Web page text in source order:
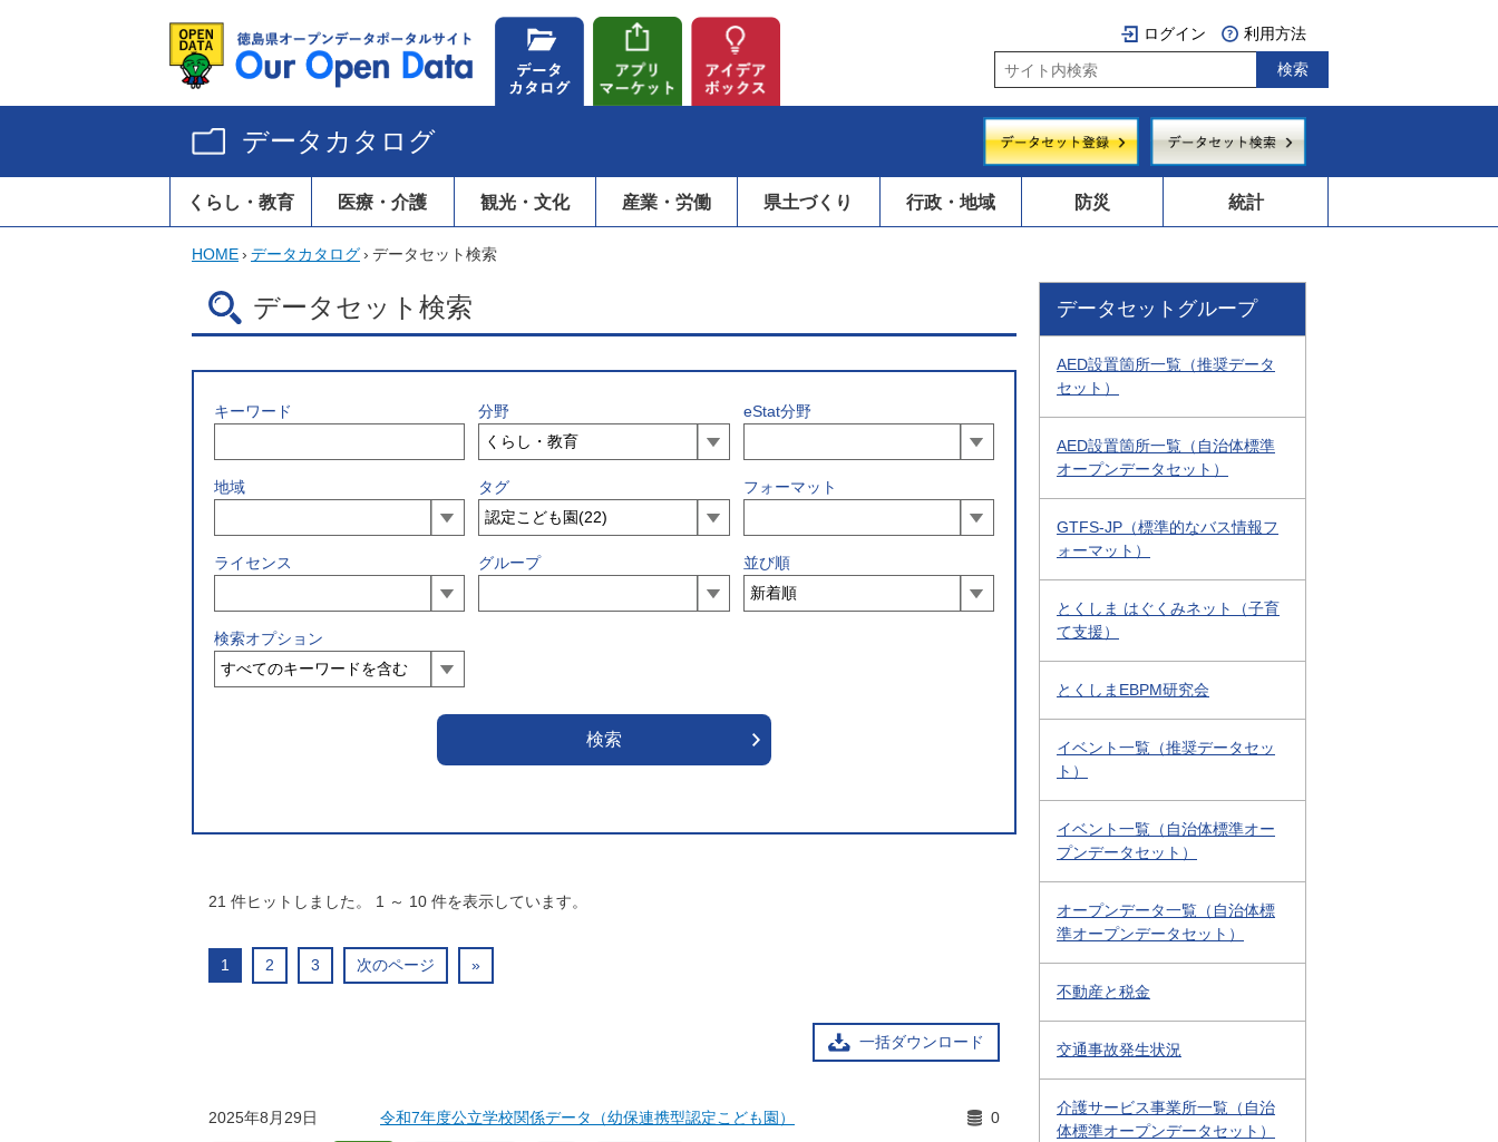
ログイン 利用方法
データカタログ
くらし・教育 医療・介護 観光・文化 産業・労働 県土づくり 行政・地域 防災 統計
HOME› データカタログ› データセット検索
データセット検索
キーワード 分野 eStat分野
地域 タグ フォーマット
ライセンス グループ 並び順
検索オプション
21 件ヒットしました。 1 ～ 10 件を表示しています。
1 2 3 次のページ »
一括ダウンロード
2025年8月29日 令和7年度公立学校関係データ（幼保連携型認定こども園） 0
データセットグループ
AED設置箇所一覧（推奨データ
セット）
AED設置箇所一覧（自治体標準
オープンデータセット）
GTFS-JP（標準的なバス情報フ
ォーマット）
とくしま はぐくみネット（子育
て支援）
とくしまEBPM研究会
イベント一覧（推奨データセッ
ト）
イベント一覧（自治体標準オー
プンデータセット）
オープンデータ一覧（自治体標
準オープンデータセット）
不動産と税金
交通事故発生状況
介護サービス事業所一覧（自治
体標準オープンデータセット）